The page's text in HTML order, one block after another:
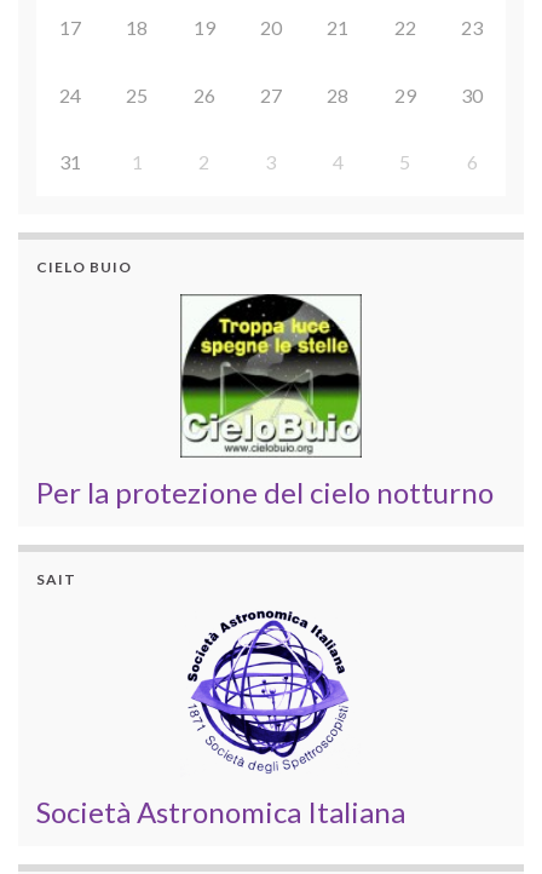
17 18 19 20 21 22 23
24 25 26 27 28 29 30
31 1 2 3 4 5 6
CIELO BUIO
Per la protezione del cielo notturno
SAIT
Società Astronomica Italiana